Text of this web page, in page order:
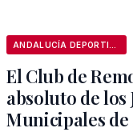
El Club de
absoluto de los
Municipales de